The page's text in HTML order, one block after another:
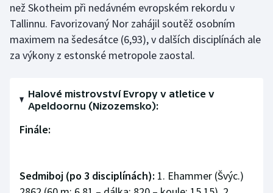
než Skotheim při nedávném evropském rekordu v
Tallinnu. Favorizovaný Nor zahájil soutěž osobním
maximem na šedesátce (6,93), v dalších disciplínách ale
za výkony z estonské metropole zaostal.
Halové mistrovství Evropy v atletice v
Apeldoornu (Nizozemsko):
Finále:
Sedmiboj (po 3 disciplínách): 1. Ehammer (Švýc.)